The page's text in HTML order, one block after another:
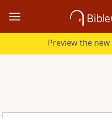
Preview the new